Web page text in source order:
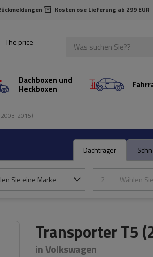
Kostenlose Lieferung ab 299 EUR
Dachboxen und
Heckboxen
2015)
Dachträger
Sie eine Marke 2 Wählen
Transporter T5
in Volkswagen